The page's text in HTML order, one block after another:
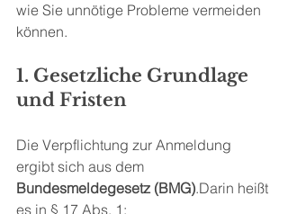
wie Sie unnötige Probleme vermeiden
können.
1. Gesetzliche Grundlage
und Fristen
Die Verpflichtung zur Anmeldung
ergibt sich aus dem
Bundesmeldegesetz (BMG).Darin heißt
es in § 17 Abs. 1: